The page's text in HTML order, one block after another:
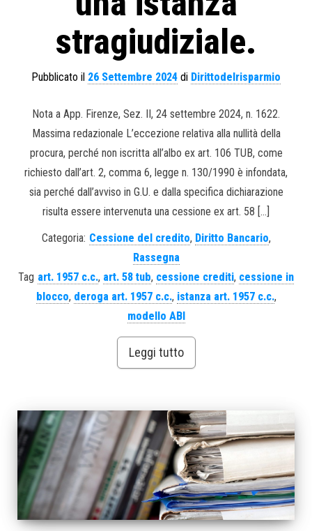
stragiudiziale.
Pubblicato il 26 Settembre 2024 di Dirittodelrisparmio
Nota a App. Firenze, Sez. II, 24 settembre 2024, n. 1622.
Massima redazionale L’eccezione relativa alla nullità della
procura, perché non iscritta all’albo ex art. 106 TUB, come
richiesto dall’art. 2, comma 6, legge n. 130/1990 è infondata,
sia perché dall’avviso in G.U. e dalla specifica dichiarazione
risulta essere intervenuta una cessione ex art. 58 […]
Categoria: Cessione del credito, Diritto Bancario,
Rassegna
Tag art. 1957 c.c., art. 58 tub, cessione crediti, cessione in
blocco, deroga art. 1957 c.c., istanza art. 1957 c.c.,
modello ABI
Leggi tutto